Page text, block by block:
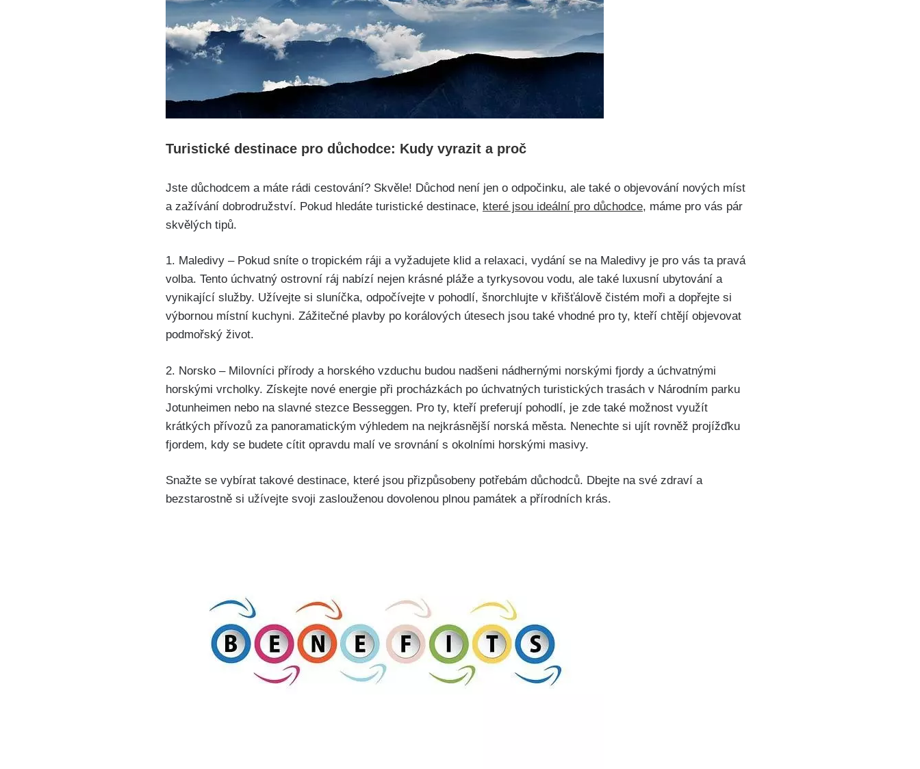
Turistické destinace pro důchodce: Kudy vyrazit a proč
Jste důchodcem a máte rádi cestování? Skvěle! Důchod není jen o odpočinku, ale také o objevování nových míst
a zažívání dobrodružství. Pokud hledáte turistické destinace, které jsou ideální pro důchodce, máme pro vás pár
skvělých tipů.
1. Maledivy – Pokud sníte o tropickém ráji a vyžadujete klid a relaxaci, vydání se na Maledivy je pro vás ta pravá
volba. Tento úchvatný ostrovní ráj nabízí nejen krásné pláže a tyrkysovou vodu, ale také luxusní ubytování a
vynikající služby. Užívejte si sluníčka, odpočívejte v pohodlí, šnorchlujte v křišťálově čistém moři a dopřejte si
výbornou místní kuchyni. Zážitečné plavby po korálových útesech jsou také vhodné pro ty, kteří chtějí objevovat
podmořský život.
2. Norsko – Milovníci přírody a horského vzduchu budou nadšeni nádhernými norskými fjordy a úchvatnými
horskými vrcholky. Získejte nové energie při procházkách po úchvatných turistických trasách v Národním parku
Jotunheimen nebo na slavné stezce Besseggen. Pro ty, kteří preferují pohodlí, je zde také možnost využít
krátkých přívozů za panoramatickým výhledem na nejkrásnější norská města. Nenechte si ujít rovněž projížďku
fjordem, kdy se budete cítit opravdu malí ve srovnání s okolními horskými masivy.
Snažte se vybírat takové destinace, které jsou přizpůsobeny potřebám důchodců. Dbejte na své zdraví a
bezstarostně si užívejte svoji zaslouženou dovolenou plnou památek a přírodních krás.